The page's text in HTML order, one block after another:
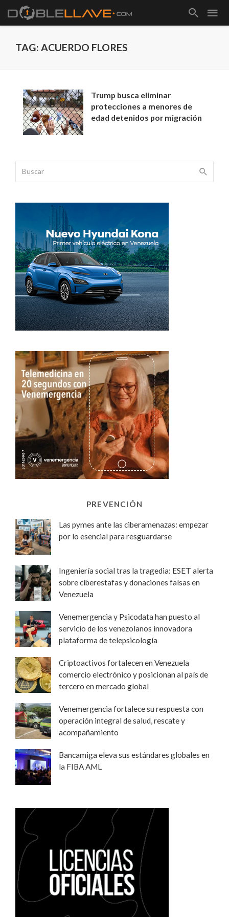
TAG: ACUERDO FLORES
Trump busca eliminar
protecciones a menores de
edad detenidos por migración
PREVENCIÓN
Las pymes ante las ciberamenazas: empezar
por lo esencial para resguardarse
Ingeniería social tras la tragedia: ESET alerta
sobre ciberestafas y donaciones falsas en
Venezuela
Venemergencia y Psicodata han puesto al
servicio de los venezolanos innovadora
plataforma de telepsicología
Criptoactivos fortalecen en Venezuela
comercio electrónico y posicionan al país de
tercero en mercado global
Venemergencia fortalece su respuesta con
operación integral de salud, rescate y
acompañamiento
Bancamiga eleva sus estándares globales en
la FIBA AML